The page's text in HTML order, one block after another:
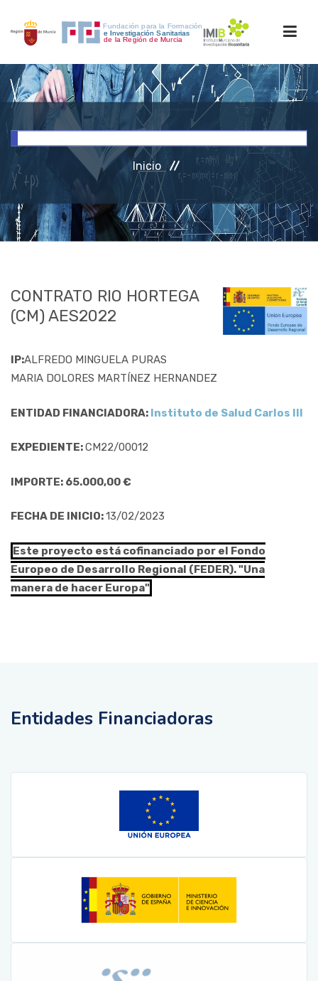
INICIO
INVESTIGACIÓN
RRHH
ACCESO PERSONAL
Inicio
CONTRATO RIO HORTEGA
(CM) AES2022
IP:ALFREDO MINGUELA PURAS
MARIA DOLORES MARTÍNEZ HERNANDEZ
ENTIDAD FINANCIADORA: Instituto de Salud Carlos III
EXPEDIENTE:CM22/00012
IMPORTE: 65.000,00 €
FECHA DE INICIO:13/02/2023
Este proyecto está cofinanciado por el Fondo
Europeo de Desarrollo Regional (FEDER). "Una
manera de hacer Europa"
Entidades Financiadoras